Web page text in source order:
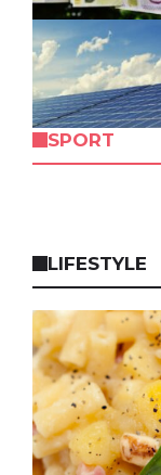
SPORT
LIFESTYLE